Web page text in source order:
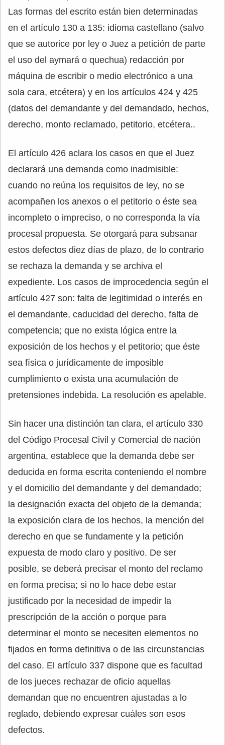
Las formas del escrito están bien determinadas
en el artículo 130 a 135: idioma castellano (salvo
que se autorice por ley o Juez a petición de parte
el uso del aymará o quechua) redacción por
máquina de escribir o medio electrónico a una
sola cara, etcétera) y en los artículos 424 y 425
(datos del demandante y del demandado, hechos,
derecho, monto reclamado, petitorio, etcétera..
El artículo 426 aclara los casos en que el Juez
declarará una demanda como inadmisible:
cuando no reúna los requisitos de ley, no se
acompañen los anexos o el petitorio o éste sea
incompleto o impreciso, o no corresponda la vía
procesal propuesta. Se otorgará para subsanar
estos defectos diez días de plazo, de lo contrario
se rechaza la demanda y se archiva el
expediente. Los casos de improcedencia según el
artículo 427 son: falta de legitimidad o interés en
el demandante, caducidad del derecho, falta de
competencia; que no exista lógica entre la
exposición de los hechos y el petitorio; que éste
sea física o jurídicamente de imposible
cumplimiento o exista una acumulación de
pretensiones indebida. La resolución es apelable.
Sin hacer una distinción tan clara, el artículo 330
del Código Procesal Civil y Comercial de nación
argentina, establece que la demanda debe ser
deducida en forma escrita conteniendo el nombre
y el domicilio del demandante y del demandado;
la designación exacta del objeto de la demanda;
la exposición clara de los hechos, la mención del
derecho en que se fundamente y la petición
expuesta de modo claro y positivo. De ser
posible, se deberá precisar el monto del reclamo
en forma precisa; si no lo hace debe estar
justificado por la necesidad de impedir la
prescripción de la acción o porque para
determinar el monto se necesiten elementos no
fijados en forma definitiva o de las circunstancias
del caso. El artículo 337 dispone que es facultad
de los jueces rechazar de oficio aquellas
demandan que no encuentren ajustadas a lo
reglado, debiendo expresar cuáles son esos
defectos.